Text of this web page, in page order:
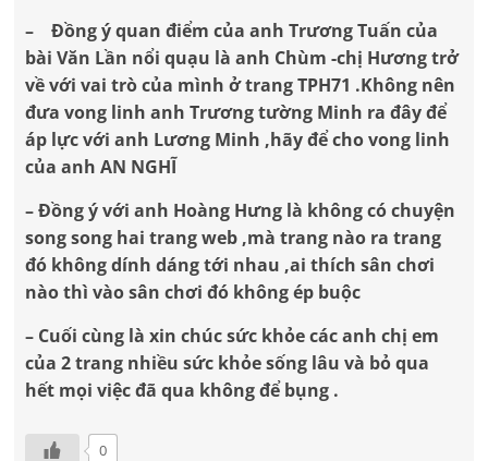
– Đồng ý quan điểm của anh Trương Tuấn của
bài Văn Lần nổi quạu là anh Chùm -chị Hương trở
về với vai trò của mình ở trang TPH71 .Không nên
đưa vong linh anh Trương tường Minh ra đây để
áp lực với anh Lương Minh ,hãy để cho vong linh
của anh AN NGHĨ
– Đồng ý với anh Hoàng Hưng là không có chuyện
song song hai trang web ,mà trang nào ra trang
đó không dính dáng tới nhau ,ai thích sân chơi
nào thì vào sân chơi đó không ép buộc
– Cuối cùng là xin chúc sức khỏe các anh chị em
của 2 trang nhiều sức khỏe sống lâu và bỏ qua
hết mọi việc đã qua không để bụng .
0